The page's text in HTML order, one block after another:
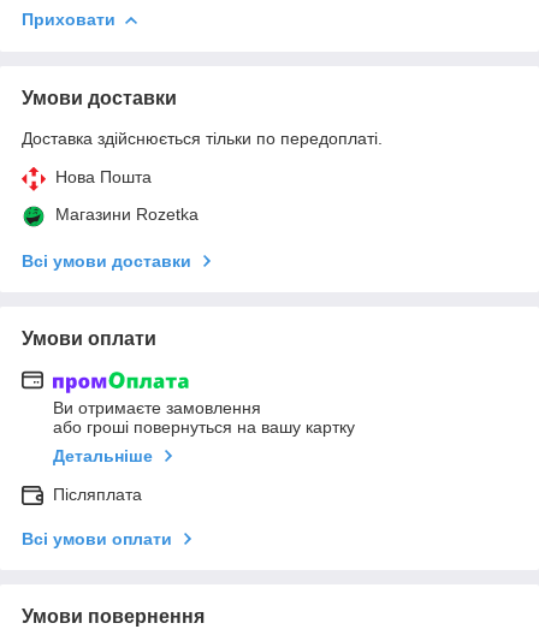
Приховати
Умови доставки
Доставка здійснюється тільки по передоплаті.
Нова Пошта
Магазини Rozetka
Всі умови доставки
Умови оплати
Ви отримаєте замовлення
або гроші повернуться на вашу картку
Детальніше
Післяплата
Всі умови оплати
Умови повернення